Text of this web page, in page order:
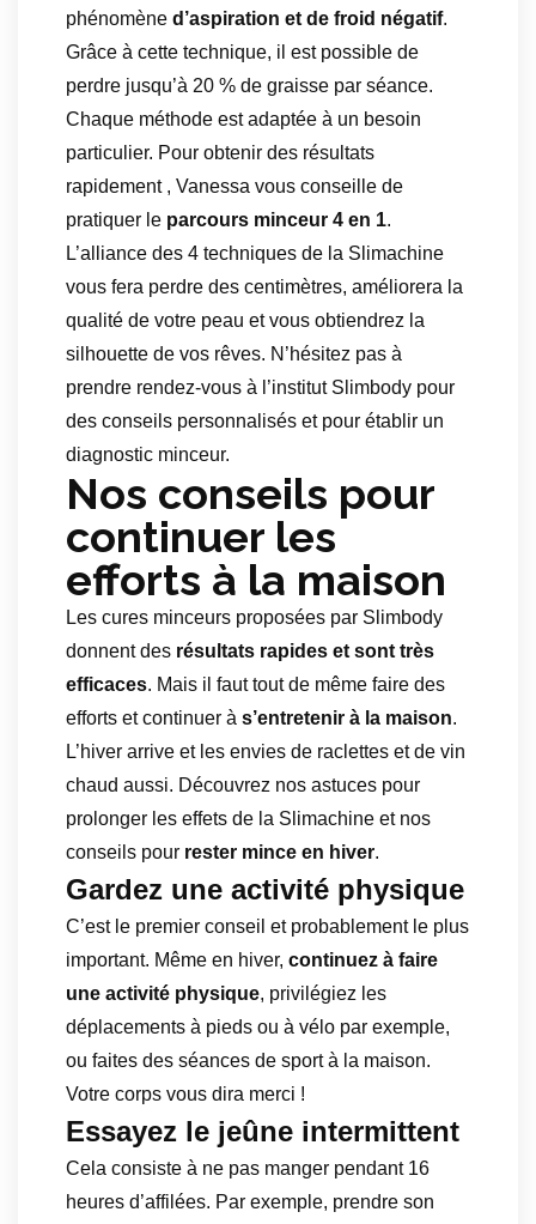
phénomène d’aspiration et de froid négatif.
Grâce à cette technique, il est possible de
perdre jusqu’à 20 % de graisse par séance.
Chaque méthode est adaptée à un besoin
particulier. Pour obtenir des résultats
rapidement , Vanessa vous conseille de
pratiquer le parcours minceur 4 en 1.
L’alliance des 4 techniques de la Slimachine
vous fera perdre des centimètres, améliorera la
qualité de votre peau et vous obtiendrez la
silhouette de vos rêves. N’hésitez pas à
prendre rendez-vous à l’institut Slimbody pour
des conseils personnalisés et pour établir un
diagnostic minceur.
Nos conseils pour
continuer les
efforts à la maison
Les cures minceurs proposées par Slimbody
donnent des résultats rapides et sont très
efficaces. Mais il faut tout de même faire des
efforts et continuer à s’entretenir à la maison.
L’hiver arrive et les envies de raclettes et de vin
chaud aussi. Découvrez nos astuces pour
prolonger les effets de la Slimachine et nos
conseils pour rester mince en hiver.
Gardez une activité physique
C’est le premier conseil et probablement le plus
important. Même en hiver, continuez à faire
une activité physique, privilégiez les
déplacements à pieds ou à vélo par exemple,
ou faites des séances de sport à la maison.
Votre corps vous dira merci !
Essayez le jeûne intermittent
Cela consiste à ne pas manger pendant 16
heures d’affilées. Par exemple, prendre son